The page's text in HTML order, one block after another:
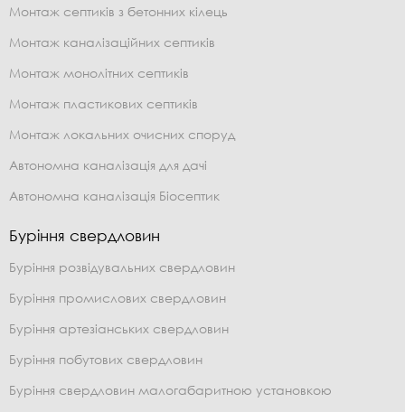
Монтаж септиків з бетонних кілець
Монтаж каналізаційних септиків
Монтаж монолітних септиків
Монтаж пластикових септиків
Монтаж локальних очисних споруд
Автономна каналізація для дачі
Автономна каналізація Біосептик
Буріння свердловин
Буріння розвідувальних свердловин
Буріння промислових свердловин
Буріння артезіанських свердловин
Буріння побутових свердловин
Буріння свердловин малогабаритною установкою